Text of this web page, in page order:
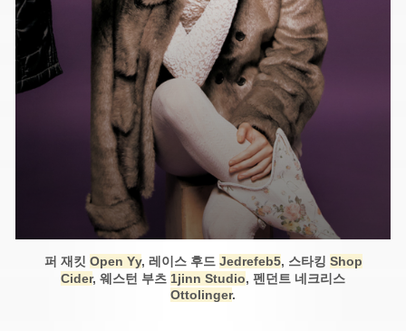
퍼 재킷 Open Yy, 레이스 후드 Jedrefeb5, 스타킹 Shop
Cider, 웨스턴 부츠 1jinn Studio, 펜던트 네크리스
Ottolinger.